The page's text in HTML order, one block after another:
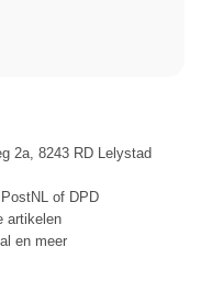
2a, 8243 RD Lelystad
of DPD
artikelen
en meer